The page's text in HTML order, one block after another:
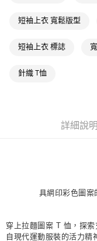
付款後萊爾富取貨
每筆NT$80，滿
每筆NT$80，滿
短袖上衣 寬鬆版型
短袖上衣 標誌
針織 T恤
詳細說明
具網印彩色圖
穿上拉麵圖案 T 恤，探
自現代運動服裝的活力精